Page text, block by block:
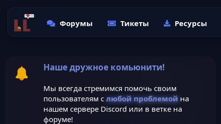
Форумы Тикеты Ресурсы
Наше дружное комьюнити!
Мы всегда стремимся помочь своим
пользователям с любой проблемойна
нашем сервере Discord или в ветке на
форуме!